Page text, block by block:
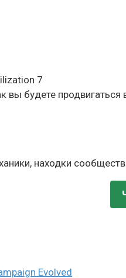
7
вы будете
находки
Evolved